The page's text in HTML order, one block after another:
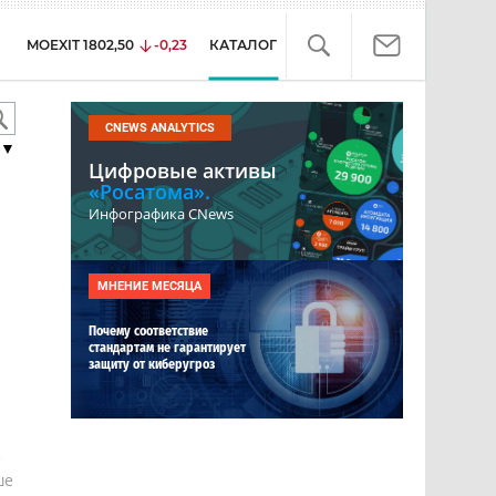
MOEXIT 1802,50 -0,23 КАТАЛОГ
CNEWS ANALYTICS
Цифровые активы
«Росатома».
Инфографика CNews
МНЕНИЕ МЕСЯЦА
Почему соответствие
стандартам не гарантирует
защиту от киберугроз